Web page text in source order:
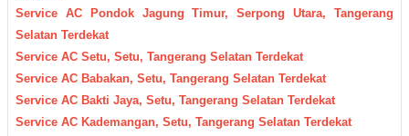
Service AC Pondok Jagung Timur, Serpong Utara, Tangerang
Selatan Terdekat
Service AC Setu, Setu, Tangerang Selatan Terdekat
Service AC Babakan, Setu, Tangerang Selatan Terdekat
Service AC Bakti Jaya, Setu, Tangerang Selatan Terdekat
Service AC Kademangan, Setu, Tangerang Selatan Terdekat